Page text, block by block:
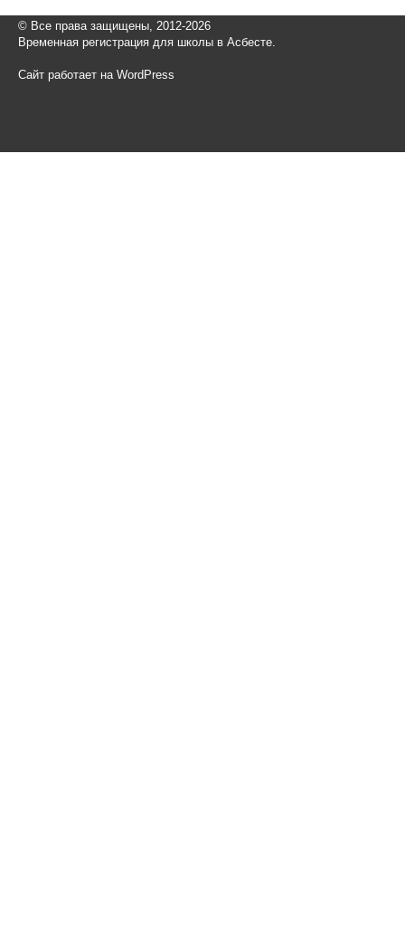
© Все права защищены, 2012-2026
Временная регистрация для школы в Асбесте.
Сайт работает на WordPress